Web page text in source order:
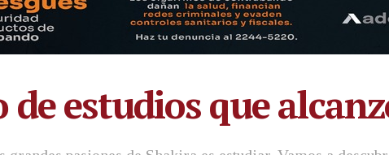
de estudios que